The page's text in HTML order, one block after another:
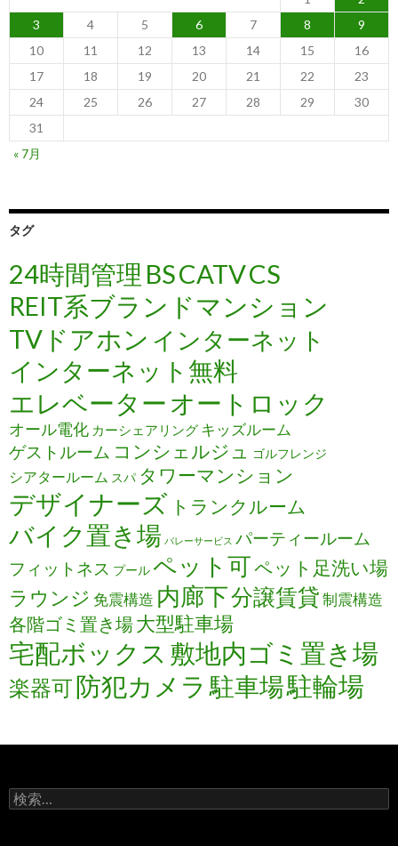
3
4 5 6 7 8
9
10
11 12 13 14 15
16
17
18 19 20 21 22
23
24
25 26 27 28 29
30
31
« 7月
タグ
24時間管理 BSCATVCS
REIT系ブランドマンション
TVドアホン インターネット
インターネット無料
エレベーター オートロック
オール電化 カーシェアリング キッズルーム
ゲストルーム コンシェルジュ ゴルフレンジ
シアタールーム スパ タワーマンション
デザイナーズ トランクルーム
バイク置き場 バレーサービス パーティールーム
フィットネス プールペット可ペット足洗い場
ラウンジ 免震構造 内廊下分譲賃貸制震構造
各階ゴミ置き場大型駐車場
宅配ボックス 敷地内ゴミ置き場
楽器可防犯カメラ 駐車場駐輪場
検
索: